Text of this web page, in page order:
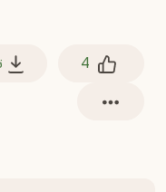
4